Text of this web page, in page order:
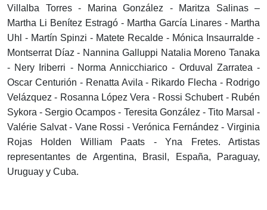
Villalba Torres - Marina González - Maritza Salinas –
Martha Li Benítez Estragó - Martha García Linares - Martha
Uhl - Martín Spinzi - Matete Recalde - Mónica Insaurralde -
Montserrat Díaz - Nannina Galluppi Natalia Moreno Tanaka
- Nery Iriberri - Norma Annicchiarico - Orduval Zarratea -
Oscar Centurión - Renatta Avila - Rikardo Flecha - Rodrigo
Velázquez - Rosanna López Vera - Rossi Schubert - Rubén
Sykora - Sergio Ocampos - Teresita González - Tito Marsal -
Valérie Salvat - Vane Rossi - Verónica Fernández - Virginia
Rojas Holden William Paats - Yna Fretes. Artistas
representantes de Argentina, Brasil, España, Paraguay,
Uruguay y Cuba.